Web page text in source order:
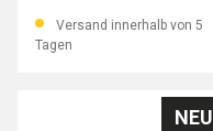
Versand innerhalb von 5
Tagen
NEU